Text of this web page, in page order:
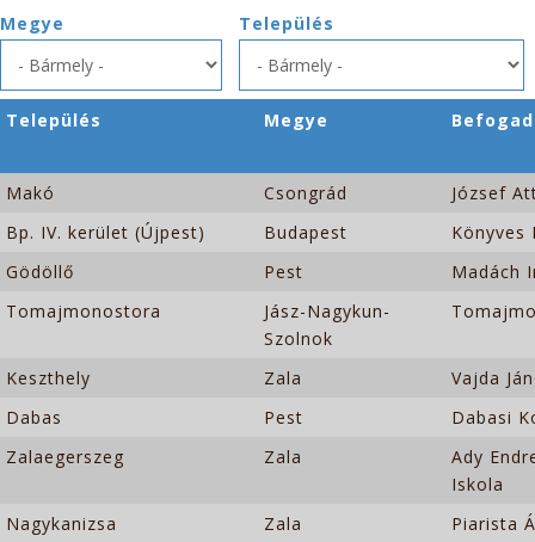
Skip to navigation
Ugrás a tartalomra
Megye Település
Település Megye
Makó Csongrád
József
Bp. IV. kerület (Újpest)
Budapest
Könyves
Gödöllő
Pest
Madách
Tomajmonostora
Jász-Nagykun-
Szolnok
Keszthely Zala
Vajda
Dabas
Pest
Dabasi
Zalaegerszeg
Zala
Ady
Iskola
Nagykanizsa
Zala
Piarista